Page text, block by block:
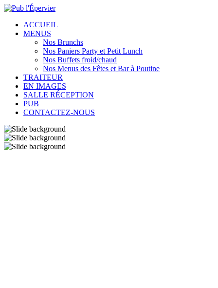
ACCUEIL
MENUS
Nos Brunchs
Nos Paniers Party et Petit Lunch
Nos Buffets froid/chaud
Nos Menus des Fêtes et Bar à Poutine
TRAITEUR
EN IMAGES
SALLE RÉCEPTION
PUB
CONTACTEZ-NOUS